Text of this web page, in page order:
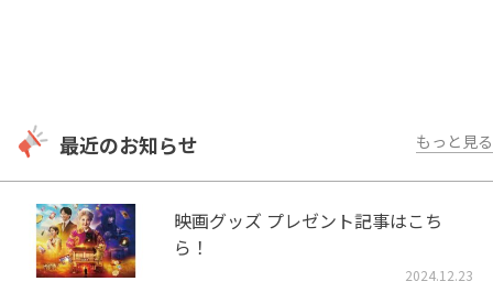
最近のお知らせ もっと見る
映画グッズ プレゼント記事はこち
ら！
2024.12.23